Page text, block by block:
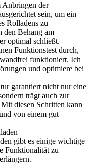
Anbringen der
sein, um ein
Rolladens zu
den Behang am
optimal schließt.
Funktionstest durch,
funktioniert. Ich
und optimiere bei
garantiert nicht nur eine
trägt auch zur
diesen Schritten kann
von einem gut
gibt es einige wichtige
Funktionalität zu